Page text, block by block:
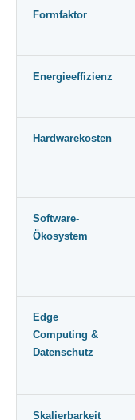
Formfaktor
Energieeffizienz
Hardwarekosten
Software-
Ökosystem
Edge
Computing &
Datenschutz
Skalierbarkeit